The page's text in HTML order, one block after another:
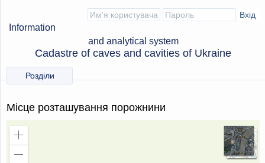
Information
and analytical system
Cadastre of caves and cavities of Ukraine
Розділи
Місце розташування порожнини
Збільшити